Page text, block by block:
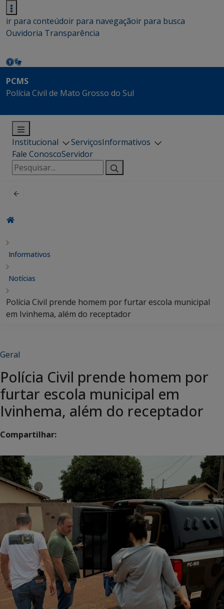
ir para conteúdoir para navegaçãoir para busca
Ouvidoria Transparência
PCMS
Polícia Civil de Mato Grosso do Sul
Institucional ServiçosInformativos
Fale ConoscoServidor
Pesquisar
por:
Informativos
Notícias
Polícia Civil prende homem por furtar escola municipal
em Ivinhema, além do receptador
Geral
Polícia Civil prende homem por
furtar escola municipal em
Ivinhema, além do receptador
Compartilhar: